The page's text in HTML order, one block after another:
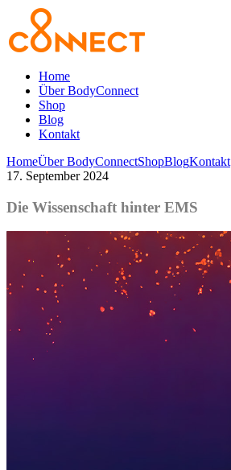
Home
Über BodyConnect
Shop
Blog
Kontakt
HomeÜber BodyConnectShopBlogKontakt
17. September 2024
Die Wissenschaft hinter EMS